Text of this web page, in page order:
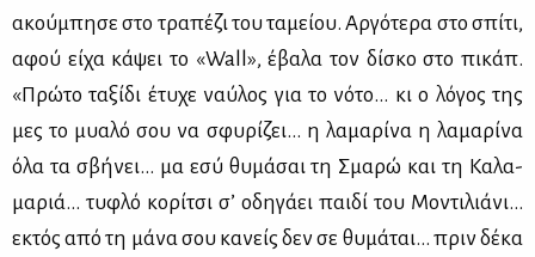
ακού­μπη­σε στο τρα­πέ­ζι του τα­μεί­ου. Αρ­γό­τε­ρα στο σπί­τι,
αφού εί­χα κά­ψει το «Wall», έβα­λα τον δί­σκο στο πι­κάπ.
«Πρώ­το τα­ξί­δι έτυ­χε ναύ­λος για το νό­το... κι ο λό­γος της
μες το μυα­λό σου να σφυ­ρί­ζει... η λα­μα­ρί­να η λα­μα­ρί­να
όλα τα σβή­νει... μα εσύ θυ­μά­σαι τη Σμα­ρώ και τη Κα­λα­
μα­ριά... τυ­φλό κο­ρί­τσι σ’ οδη­γά­ει παι­δί του Μο­ντι­λιά­νι...
εκτός από τη μά­να σου κα­νείς δεν σε θυ­μά­ται... πριν δέ­κα